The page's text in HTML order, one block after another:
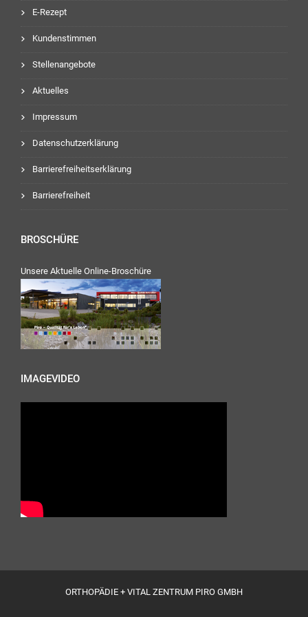
E-Rezept
Kundenstimmen
Stellenangebote
Aktuelles
Impressum
Datenschutzerklärung
Barrierefreiheitserklärung
Barrierefreiheit
BROSCHÜRE
Unsere Aktuelle Online-Broschüre
IMAGEVIDEO
ORTHOPÄDIE + VITAL ZENTRUM PIRO GMBH